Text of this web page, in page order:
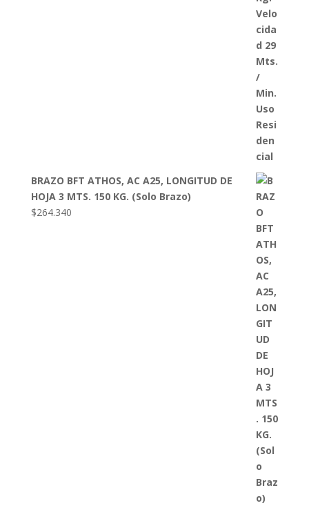
BRAZO BFT ATHOS, AC A25, LONGITUD DE
HOJA 3 MTS. 150 KG. (Solo Brazo)
$264.340